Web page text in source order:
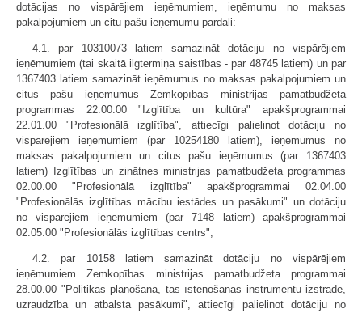
dotācijas no vispārējiem ieņēmumiem, ieņēmumu no maksas
pakalpojumiem un citu pašu ieņēmumu pārdali:
4.1. par 10310073 latiem samazināt dotāciju no vispārējiem
ieņēmumiem (tai skaitā ilgtermiņa saistības - par 48745 latiem) un par
1367403 latiem samazināt ieņēmumus no maksas pakalpojumiem un
citus pašu ieņēmumus Zemkopības ministrijas pamatbudžeta
programmas 22.00.00 "Izglītība un kultūra" apakšprogrammai
22.01.00 "Profesionālā izglītība", attiecīgi palielinot dotāciju no
vispārējiem ieņēmumiem (par 10254180 latiem), ieņēmumus no
maksas pakalpojumiem un citus pašu ieņēmumus (par 1367403
latiem) Izglītības un zinātnes ministrijas pamatbudžeta programmas
02.00.00 "Profesionālā izglītība" apakšprogrammai 02.04.00
"Profesionālās izglītības mācību iestādes un pasākumi" un dotāciju
no vispārējiem ieņēmumiem (par 7148 latiem) apakšprogrammai
02.05.00 "Profesionālās izglītības centrs";
4.2. par 10158 latiem samazināt dotāciju no vispārējiem
ieņēmumiem Zemkopības ministrijas pamatbudžeta programmai
28.00.00 "Politikas plānošana, tās īstenošanas instrumentu izstrāde,
uzraudzība un atbalsta pasākumi", attiecīgi palielinot dotāciju no